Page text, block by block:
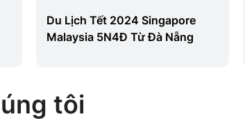
Du Lịch Tết 2024 Singapore
Malaysia 5N4Đ Từ Đà Nẵng
tôi